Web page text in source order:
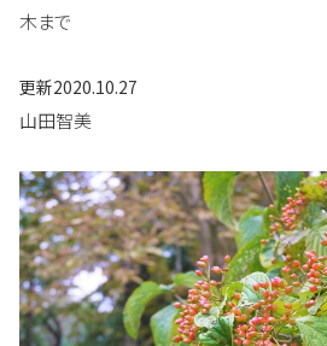
木まで
更新2020.10.27
山田智美